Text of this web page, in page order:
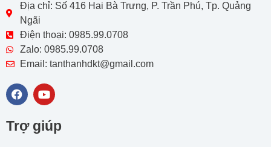
Địa chỉ: Số 416 Hai Bà Trưng, P. Trần Phú, Tp. Quảng
Ngãi
Điện thoại: 0985.99.0708
Zalo: 0985.99.0708
Email: tanthanhdkt@gmail.com
F
a
e
b
Y
o
t
u
Trợ giúp